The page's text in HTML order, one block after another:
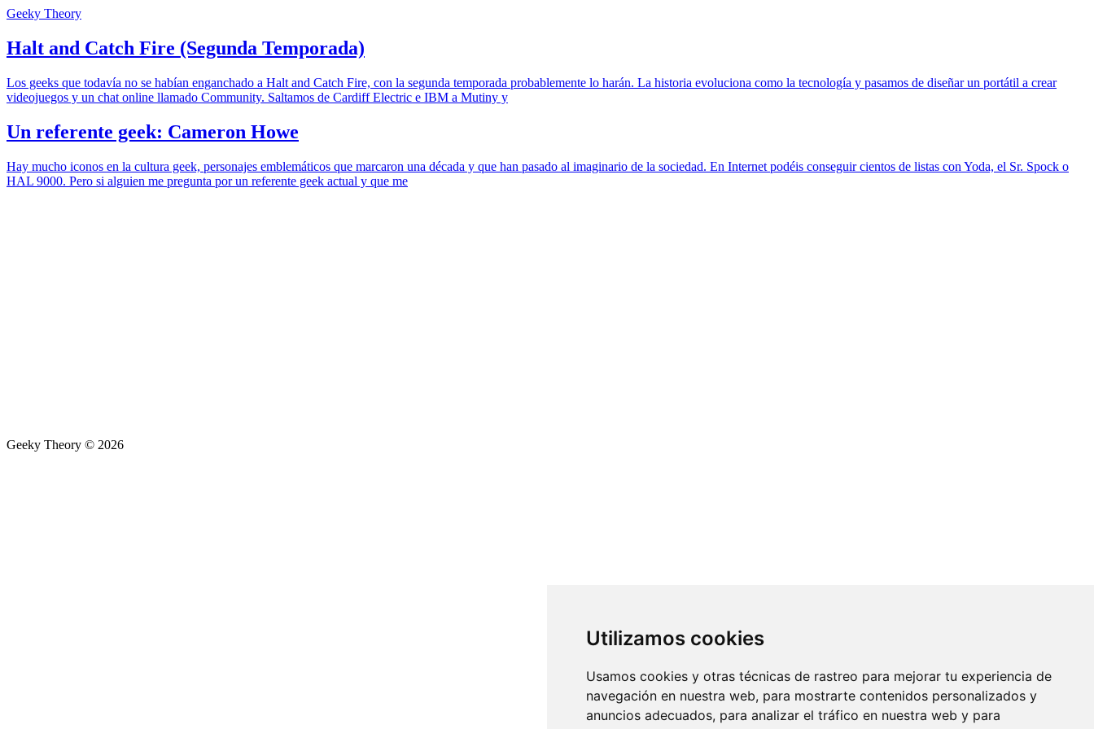
Utilizamos cookies
Usamos cookies y otras técnicas de rastreo para mejorar tu experiencia de
navegación en nuestra web, para mostrarte contenidos personalizados y
anuncios adecuados, para analizar el tráfico en nuestra web y para
Geeky Theory
Halt and Catch Fire (Segunda Temporada)
Los geeks que todavía no se habían enganchado a Halt and Catch Fire, con la segunda temporada probablemente lo harán. La historia evoluciona como la tecnología y pasamos de diseñar un portátil a crear
videojuegos y un chat online llamado Community. Saltamos de Cardiff Electric e IBM a Mutiny y
Un referente geek: Cameron Howe
Hay mucho iconos en la cultura geek, personajes emblemáticos que marcaron una década y que han pasado al imaginario de la sociedad. En Internet podéis conseguir cientos de listas con Yoda, el Sr. Spock o
HAL 9000. Pero si alguien me pregunta por un referente geek actual y que me
Geeky Theory © 2026